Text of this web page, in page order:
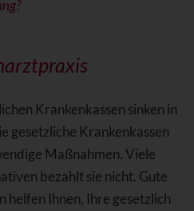
Krankenkassen sinken in
gesetzliche Krankenkassen
Maßnahmen. Viele
bezahlt sie nicht. Gute
helfen Ihnen, Ihre gesetzlich